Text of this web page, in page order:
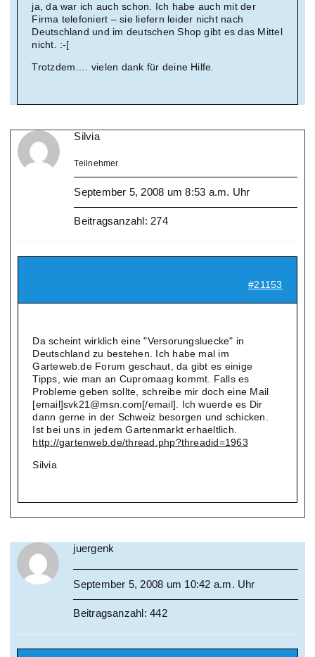
ja, da war ich auch schon. Ich habe auch mit der
Firma telefoniert – sie liefern leider nicht nach
Deutschland und im deutschen Shop gibt es das Mittel
nicht. :-[
Trotzdem…. vielen dank für deine Hilfe.
Silvia
Teilnehmer
September 5, 2008 um 8:53 a.m. Uhr
Beitragsanzahl: 274
#21153
Da scheint wirklich eine "Versorungsluecke" in
Deutschland zu bestehen. Ich habe mal im
Garteweb.de Forum geschaut, da gibt es einige
Tipps, wie man an Cupromaag kommt. Falls es
Probleme geben sollte, schreibe mir doch eine Mail
[email]svk21@msn.com[/email]. Ich wuerde es Dir
dann gerne in der Schweiz besorgen und schicken.
Ist bei uns in jedem Gartenmarkt erhaeltlich.
http://gartenweb.de/thread.php?threadid=1963
Silvia
juergenk
September 5, 2008 um 10:42 a.m. Uhr
Beitragsanzahl: 442